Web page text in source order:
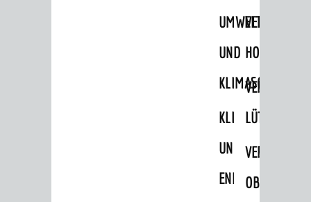
UMWELT-
UND
KLIMASCHUTZ
KLIMASCHUTZ
UND